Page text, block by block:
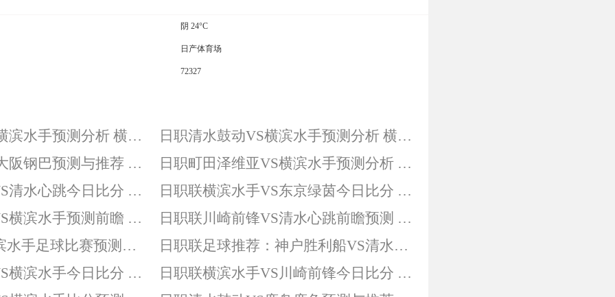
阴 24°C
日产体育场
72327
日职清水鼓动VS横滨水手预测分析 横滨水手近期起伏较大
日职清水鼓动VS横滨水手预测分析 横滨水手近期起伏较大
日职清水鼓动VS大阪钢巴预测与推荐 大阪钢巴客场战力几乎为零
日职町田泽维亚VS横滨水手预测分析 两队防守都不理想
日职联大阪樱花VS清水心跳今日比分 两队都排名积分榜下游
日职联横滨水手VS东京绿茵今日比分 两队新赛季表现差距很大
日职联鹿岛鹿角VS横滨水手预测前瞻 争冠PK保级
日职联川崎前锋VS清水心跳前瞻预测 川崎前锋近期表现更出色
日职东京FCvs横滨水手足球比赛预测与推荐 横滨水手背负保级压力
日职联足球推荐：神户胜利船VS清水鼓动分析 胜利船争冠
日职联大阪钢巴VS横滨水手今日比分 主队保持连胜战绩
日职联横滨水手VS川崎前锋今日比分 横滨水手力争分数保级